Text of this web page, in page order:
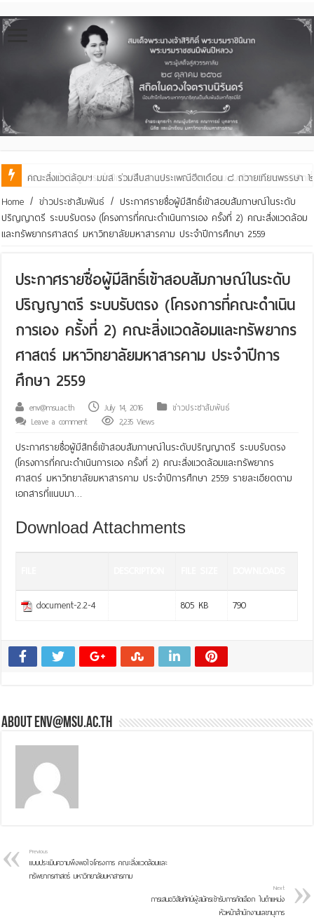
คณะสิ่งแวดล้อมฯ มมส ร่วมสืบสานประเพณีฮีตเดือน ๘ ถวายเทียนพรรษา ๒
Home / ข่าวประชาสัมพันธ์ / ประกาศรายชื่อผู้มีสิทธิ์เข้าสอบสัมภาษณ์ในระดับ
ปริญญาตรี ระบบรับตรง (โครงการที่คณะดำเนินการเอง ครั้งที่ 2) คณะสิ่งแวดล้อม
และทรัพยากรศาสตร์ มหาวิทยาลัยมหาสารคาม ประจำปีการศึกษา 2559
ประกาศรายชื่อผู้มีสิทธิ์เข้าสอบสัมภาษณ์ในระดับ
ปริญญาตรี ระบบรับตรง (โครงการที่คณะดำเนิน
การเอง ครั้งที่ 2) คณะสิ่งแวดล้อมและทรัพยากร
ศาสตร์ มหาวิทยาลัยมหาสารคาม ประจำปีการ
ศึกษา 2559
env@msu.ac.th July 14, 2016
ข่าวประชาสัมพันธ์
Leave a comment
2,235 Views
ประกาศรายชื่อผู้มีสิทธิ์เข้าสอบสัมภาษณ์ในระดับปริญญาตรี ระบบรับตรง
(โครงการที่คณะดำเนินการเอง ครั้งที่ 2) คณะสิ่งแวดล้อมและทรัพยากร
ศาสตร์ มหาวิทยาลัยมหาสารคาม ประจำปีการศึกษา 2559 รายละเอียดตาม
เอกสารที่แนบมา…
Download Attachments
document-2.2-4 805 KB 790
About env@msu.ac.th
Previous
แบบประเมินความพึงพอใจโครงการ คณะสิ่งแวดล้อมและ
ทรัพยากรศาสตร์ มหาวิทยาลัยมหาสารคาม
Next
การเสนอวิสัยทัศน์ผู้สมัครเข้ารับการคัดเลือก ในตำแหน่ง
หัวหน้าสำนักงานเลขานุการ